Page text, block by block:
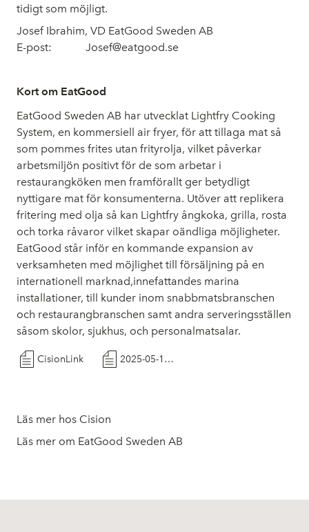
tidigt som möjligt.
Josef Ibrahim, VD EatGood Sweden AB
E-post:
Josef@eatgood.se
Kort om EatGood
EatGood Sweden AB har utvecklat Lightfry Cooking
System, en kommersiell air fryer, för att tillaga mat så
som pommes frites utan frityrolja, vilket påverkar
arbetsmiljön positivt för de som arbetar i
restaurangköken men framförallt ger betydligt
nyttigare mat för konsumenterna. Utöver att replikera
fritering med olja så kan Lightfry ångkoka, grilla, rosta
och torka råvaror vilket skapar oändliga möjligheter.
EatGood står inför en kommande expansion av
verksamheten med möjlighet till försäljning på en
internationell marknad,innefattandes marina
installationer, till kunder inom snabbmatsbranschen
och restaurangbranschen samt andra serveringsställen
såsom skolor, sjukhus, och personalmatsalar.
CisionLink 2025-05-13 Tidigareläggande av publicering av Q1 rapport 2025
Läs mer hos Cision
Läs mer om EatGood Sweden AB